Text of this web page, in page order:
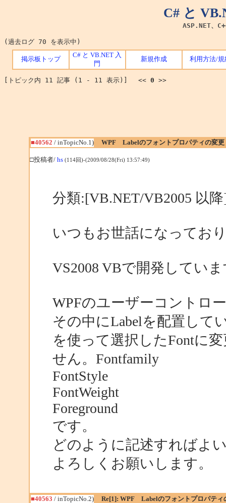
C# と
ASP.NET、
(過去ログ 70 を表示中)
掲示板トップ
C# と VB.NET 入
門
新規作成 利用方法/規
[トピック内 11 記事 (1 - 11 表示)] << 0 >>
■40562 / inTopicNo.1) WPF Labelのフォントプロパティの変更
□投稿者/ hs (114回)-(2009/08/28(Fri) 13:57:49)
分類:[VB.NET/VB2005 以
いつもお世話になってお
VS2008 VBで開発してい
WPFのユーザーコントロ
その中にLabelを配置して
を使って選択したFontに
せん。Fontfamily
FontStyle
FontWeight
Foreground
です。
どのように記述すればよ
よろしくお願いします。
■40563 / inTopicNo.2) Re[1]: WPF Labelのフォントプロパティ